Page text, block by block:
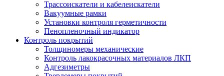
Трассоискатели и кабелеискатели
Вакуумные рамки
Установки контроля герметичности
Пенопленочный индикатор
Контроль покрытий
Толщиномеры механические
Контроль лакокрасочных материалов ЛКП
Адгезиметры